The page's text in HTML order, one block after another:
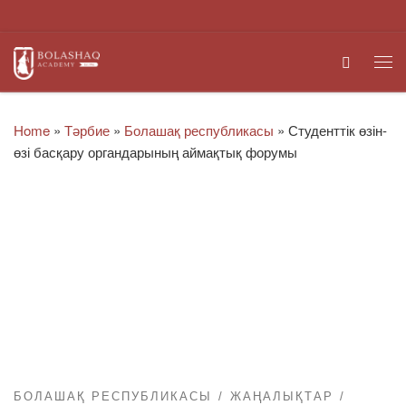
Search
Home » Тәрбие » Болашақ республикасы » Студенттік өзін-
өзі басқару органдарының аймақтық форумы
БОЛАШАҚ РЕСПУБЛИКАСЫ
ЖАҢАЛЫҚТАР